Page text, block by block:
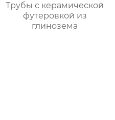
Трубы с керамической
футеровкой из
глинозема